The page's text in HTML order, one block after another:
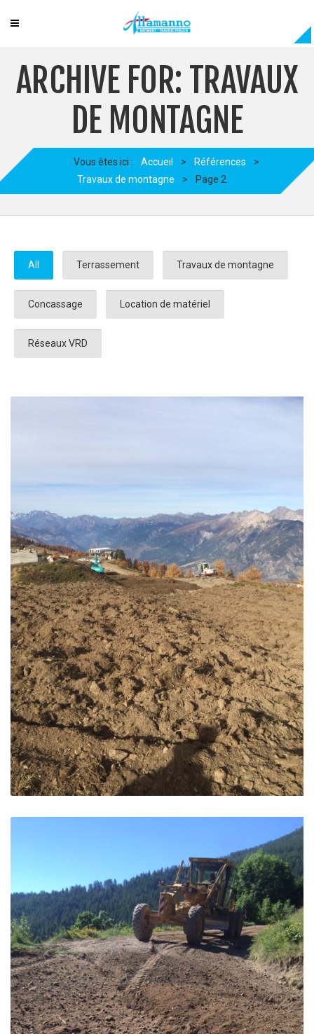
ARCHIVE FOR: TRAVAUX
DE MONTAGNE
Vous êtes ici : Accueil > Références
>
Travaux de montagne
> Page 2
All Terrassement Travaux de montagne
Concassage Location de matériel
Réseaux VRD